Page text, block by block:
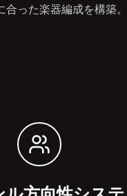
合った楽器編成を構築。